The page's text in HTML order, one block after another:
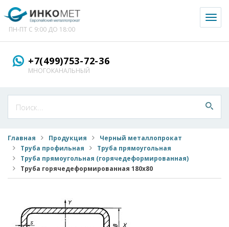
ПН-ПТ С 9:00 ДО 18:00
+7(499)753-72-36
МНОГОКАНАЛЬНЫЙ
Главная Продукция
Черный металлопрокат
Труба профильная
Труба прямоугольная
Труба прямоугольная (горячедеформированная)
Труба горячедеформированная 180x80